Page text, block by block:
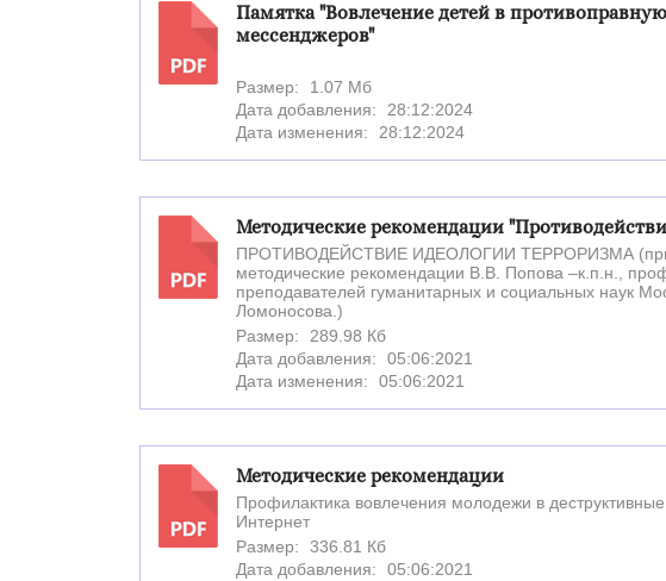
PDF
Памятка "Вовлечение детей в
мессенджеров"
Размер:
1.07 Мб
Дата добавления:
28:12:2024
Дата изменения:
28:12:2024
PDF
Методические рекомендации
ПРОТИВОДЕЙСТВИЕ ИДЕОЛОГИИ ТЕРРОРИЗМА (при
методические рекомендации В.В. Попова –к.п.н.,
преподавателей гуманитарных и социальных наук
Ломоносова.)
Размер:
289.98 Кб
Дата добавления:
05:06:2021
Дата изменения:
05:06:2021
PDF
Методические рекомендации
Профилактика вовлечения молодежи в
Интернет
Размер:
336.81 Кб
Дата добавления:
05:06:2021